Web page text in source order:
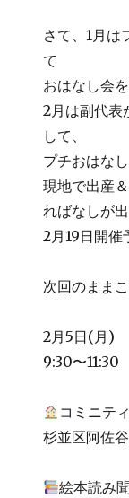
さて、1月は
て
おはなし会
2月は副代表
して、
プチおはな
現地で出産
ればなしが
2月19日開催
次回のまま
2月5日(月)
9:30〜11:30
コミニテ
杉並区阿佐
絵本読み